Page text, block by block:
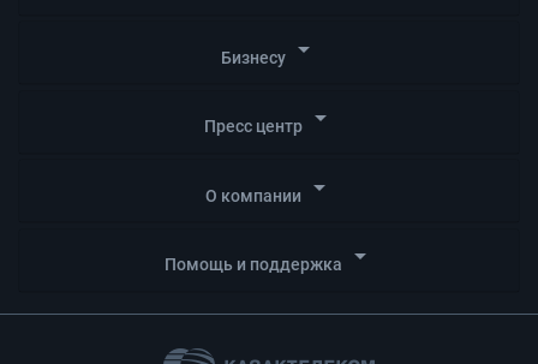
Бизнесу arrow_drop_down
Пресс центр arrow_drop_down
О компании arrow_drop_down
Помощь и поддержка arrow_drop_down